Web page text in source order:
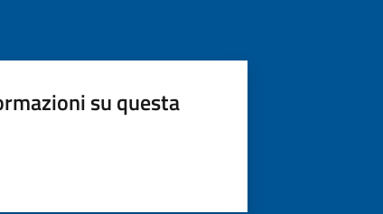
su questa